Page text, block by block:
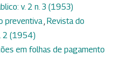
v. 2 n. 3 (1953)
preventiva, Revista do
2 (1954)
em folhas de pagamento